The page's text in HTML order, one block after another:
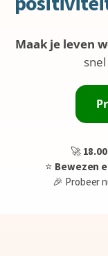
Maak je leven
🚀
⭐️ Bewezen
🎉 Probeer